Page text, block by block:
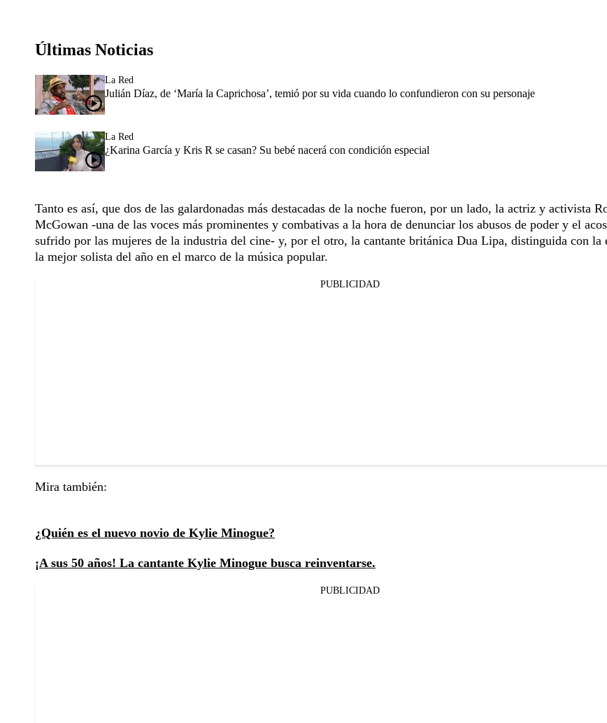
Últimas Noticias
La Red
Julián Díaz, de ‘María la Caprichosa’, temió por su vida cuando lo confundieron con su personaje
La Red
¿Karina García y Kris R se casan? Su bebé nacerá con condición especial
Tanto es así, que dos de las galardonadas más destacadas de la noche fueron, por un lado, la actriz y activista
McGowan -una de las voces más prominentes y combativas a la hora de denunciar los abusos de poder y el
sufrido por las mujeres de la industria del cine- y, por el otro, la cantante británica Dua Lipa, distinguida con la
la mejor solista del año en el marco de la música popular.
PUBLICIDAD
Mira también:
¿Quién es el nuevo novio de Kylie Minogue?
¡A sus 50 años! La cantante Kylie Minogue busca reinventarse.
PUBLICIDAD